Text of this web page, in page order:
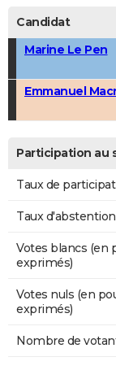
Candidat
Marine Le Pen
Emmanuel
Participation au
Taux de
Taux d'abstention
Votes blancs (en
exprimés)
Votes nuls (en
exprimés)
Nombre de